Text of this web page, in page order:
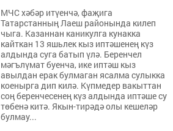
МЧС хәбәр итүенчә, фаҗига
Татарстанның Лаеш районында килеп
чыга. Казаннан каникулга кунакка
кайткан 13 яшьлек кыз иптәшенең күз
алдында суга батып үлә. Беренчел
мәгълүмат буенча, ике иптәш кыз
авылдан ерак булмаган ясалма сулыкка
коенырга дип килә. Күпмедер вакыттан
соң беренчесенең күз алдында иптәше су
төбенә китә. Якын-тирәдә олы кешеләр
булмау...